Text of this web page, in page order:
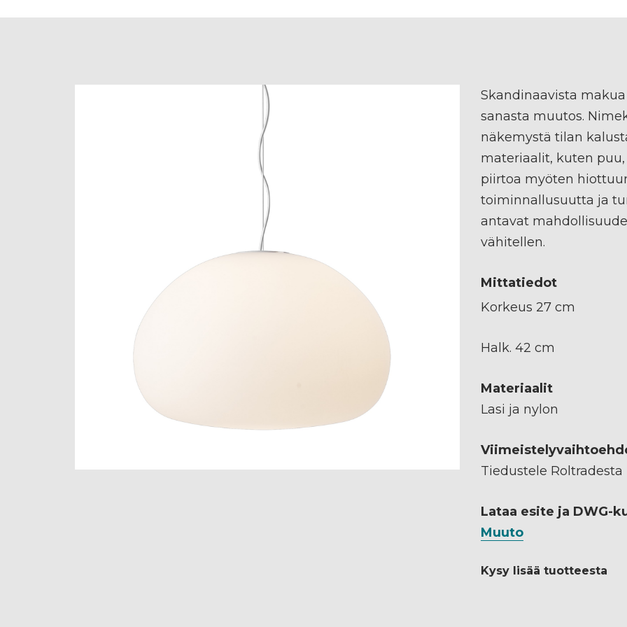
Skandinaavista
sanasta muutos.
näkemystä tilan
materiaalit, kuten
piirtoa myöten
toiminnallusuutta ja
antavat
vähitellen.
Mittatiedot
Korkeus 27 cm
Halk. 42 cm
Materiaalit
Lasi ja nylon
Tiedustele Roltradesta
Lataa esite ja DWG-
Muuto
Kysy lisää tuotteesta